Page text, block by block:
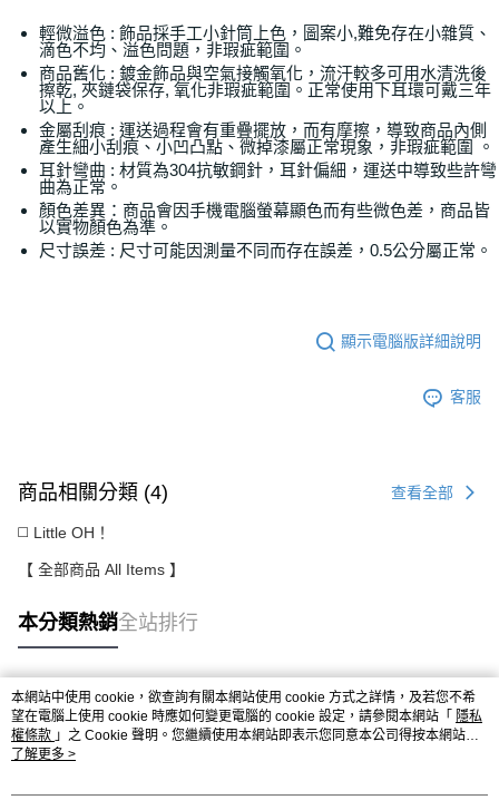
輕微溢色 : 飾品採手工小針筒上色，圖案小,難免存在小雜質、
滴色不均、溢色問題，非瑕疵範圍。
商品舊化 : 鍍金飾品與空氣接觸氧化，流汗較多可用水清洗後
擦乾, 夾鏈袋保存, 氧化非瑕疵範圍。正常使用下耳環可戴三年
以上。
金屬刮痕 : 運送過程會有重疊擺放，而有摩擦，導致商品內側
產生細小刮痕、小凹凸點、微掉漆屬正常現象，非瑕疵範圍 。
耳針彎曲 : 材質為304抗敏鋼針，耳針偏細，運送中導致些許彎
曲為正常。
顏色差異：商品會因手機電腦螢幕顯色而有些微色差，商品皆
以實物顏色為準。
尺寸誤差 : 尺寸可能因測量不同而存在誤差，0.5公分屬正常。
顯示電腦版詳細說明
客服
商品相關分類 (4) 查看全部
◻️ Little OH！
【 全部商品 All Items 】
本分類熱銷全站排行
熱門標籤
本網站中使用 cookie，欲查詢有關本網站使用 cookie 方式之詳情，及若您不希
望在電腦上使用 cookie 時應如何變更電腦的 cookie 設定，請參閱本網站「 隱私
權條款 」之 Cookie 聲明。您繼續使用本網站即表示您同意本公司得按本網站使
用條款之 Cookie 聲明使用 cookie。
了解更多 >